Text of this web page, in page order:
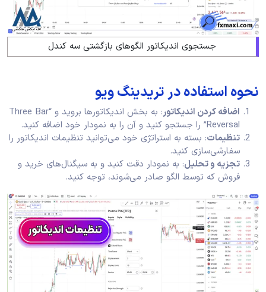
جستجوی اندیکاتور الگوهای بازگشتی سه کندل
نحوه استفاده در تریدینگ ویو
اضافه کردن اندیکاتور
: به بخش اندیکاتورها بروید و “Three Bar
Reversal” را جستجو کنید و آن را به نمودار خود اضافه کنید.
تنظیمات: بسته به استراتژی خود می‌توانید تنظیمات اندیکاتور را
سفارشی‌سازی کنید.
تجزیه و تحلیل: به نمودار دقت کنید و به سیگنال‌های خرید و
فروش که توسط الگو صادر می‌شوند، توجه کنید.